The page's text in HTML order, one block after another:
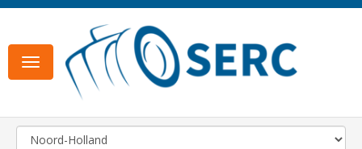
Toggle
navigation